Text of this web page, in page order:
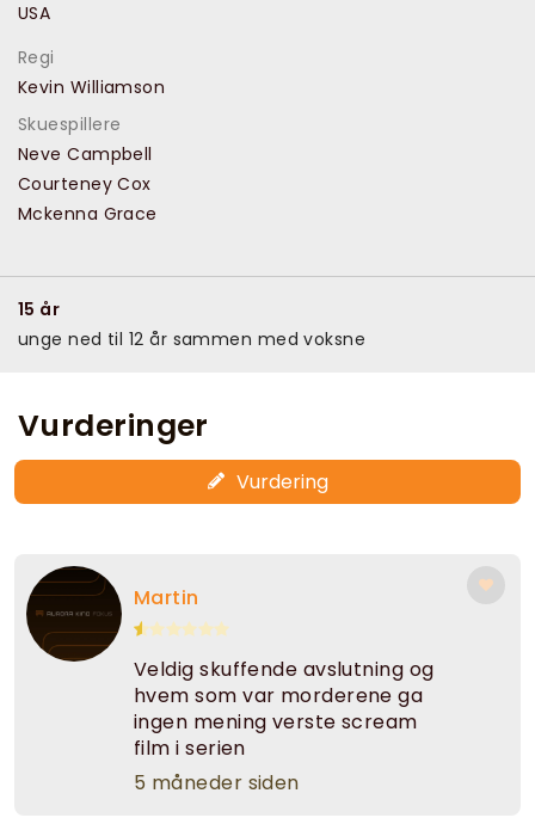
USA
Regi
Kevin Williamson
Skuespillere
Neve Campbell
Courteney Cox
Mckenna Grace
15 år
unge ned til 12 år sammen med voksne
Vurderinger
Vurdering
Martin
Veldig skuffende avslutning og
hvem som var morderene ga
ingen mening verste scream
film i serien
5 måneder siden